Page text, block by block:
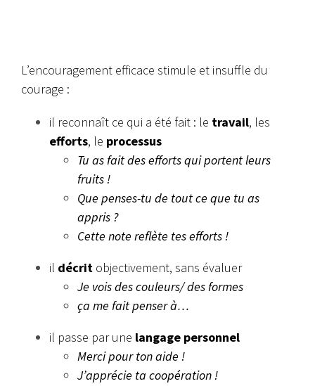
L’encouragement efficace stimule et insuffle du
courage :
il reconnaît ce qui a été fait : le travail, les
efforts, le processus
Tu as fait des efforts qui portent leurs
fruits !
Que penses-tu de tout ce que tu as
appris ?
Cette note reflète tes efforts !
il décrit objectivement, sans évaluer
Je vois des couleurs/ des formes
ça me fait penser à…
il passe par une langage personnel
Merci pour ton aide !
J’apprécie ta coopération !